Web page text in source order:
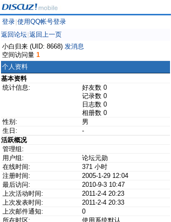
登录 使用QQ帐号登录
返回论坛 返回上一页
小白归来 (UID: 8668) 发消息
空间访问量 1
个人资料
基本资料
统计信息:
好友数 0
记录数 0
日志数 0
相册数 0
性别:
男
生日:
-
活跃概况
管理组:
用户组:
论坛元勋
在线时间:
371 小时
注册时间:
2005-1-29 12:04
最后访问:
2010-9-3 10:47
上次活动时间:
2011-2-4 20:23
上次发表时间:
2011-2-4 20:33
上次邮件通知:
0
所在时区:
使用系统默认